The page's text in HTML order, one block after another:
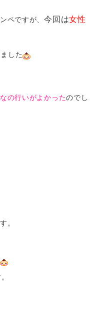
ペですが、今回は女性
した
の行いがよかったのでし
。